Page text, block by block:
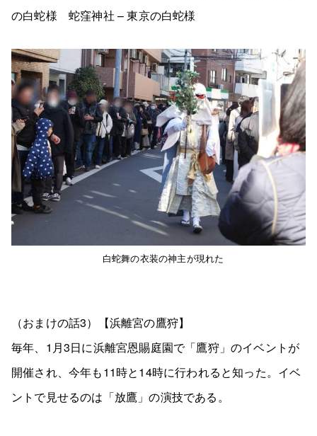
の白蛇様 蛇窪神社 – 東京の白蛇様
白蛇舞の衣装の神主が現れた
（おまけの話3）【浜離宮の鷹狩】
毎年、1月3日に浜離宮恩賜庭園で「鷹狩」のイベントが
開催され、今年も11時と14時に行われると知った。イベ
ントで見せるのは「放鷹」の演技である。